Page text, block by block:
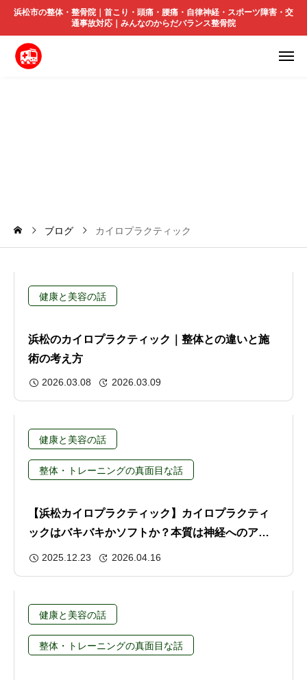
浜松市の整体・整骨院｜首こり・頭痛・腰痛・自律神経・スポーツ障害・交
通事故対応｜みんなのからだバランス整骨院
ブログ カイロプラクティック
健康と美容の話
浜松のカイロプラクティック｜整体との違いと施
術の考え方
2026.03.08 2026.03.09
健康と美容の話
整体・トレーニングの真面目な話
【浜松カイロプラクティック】カイロプラクティ
ックはバキバキかソフトか？本質は神経へのアプ
ローチにある
2025.12.23 2026.04.16
健康と美容の話
整体・トレーニングの真面目な話